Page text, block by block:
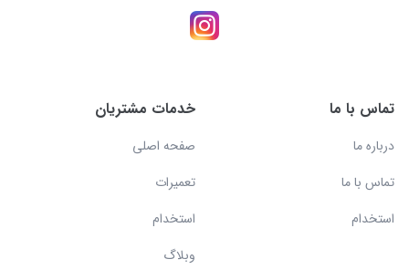
تماس با ما
درباره ما
تماس با ما
استخدام
خدمات مشتریان
صفحه اصلی
تعمیرات
استخدام
وبلاگ